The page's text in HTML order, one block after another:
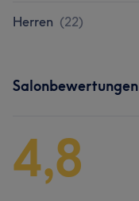
Herren (22)
Salonbewertungen
4,8